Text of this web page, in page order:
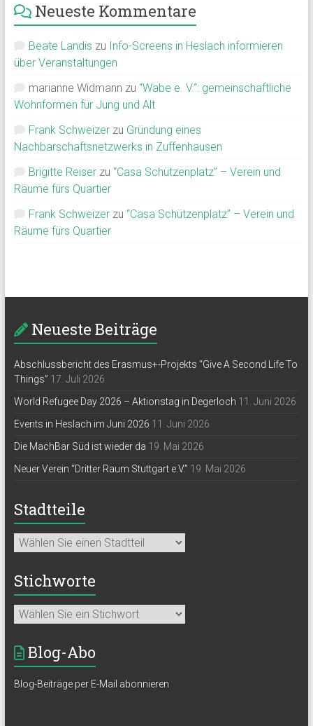
Neueste Kommentare
Beate Landis zu Info-Screens in Heslach informieren
über Veranstaltungen
marianne Widmann zu “Wabe e. V.“: gemeinschaftliche
Wohnformen für Jung und Alt
Frank Schweizerzu Gründung eines
Nachbarschaftsnetzwerks in Zuffenhausen
Brigitte Reiserzu “Casa Schützenplatz” – Verein und
Räume fürs Quartier
Frank Schweizerzu “Casa Schützenplatz” – Verein und
Räume fürs Quartier
Neueste Beiträge
Abschlussbericht des Erasmus+-Projekts “Give A Second Life To
Things” 17. Juli 2026
World Refugee Day 2026 – Aktionstag in Degerloch 11. Juni 2026
Events in Heslach im Juni 2026 11. Juni 2026
Die MachBar Süd ist wieder da 19. Mai 2026
Neuer Verein “Dritter Raum Stuttgart e.V.” 19. Mai 2026
Stadtteile
Stichworte
Blog-Abo
Blog-Beiträge per E-Mail abonnieren